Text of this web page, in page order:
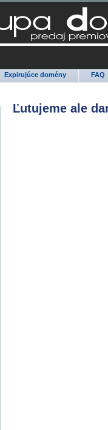
Expirujúce domény FAQ
Ľutujeme ale